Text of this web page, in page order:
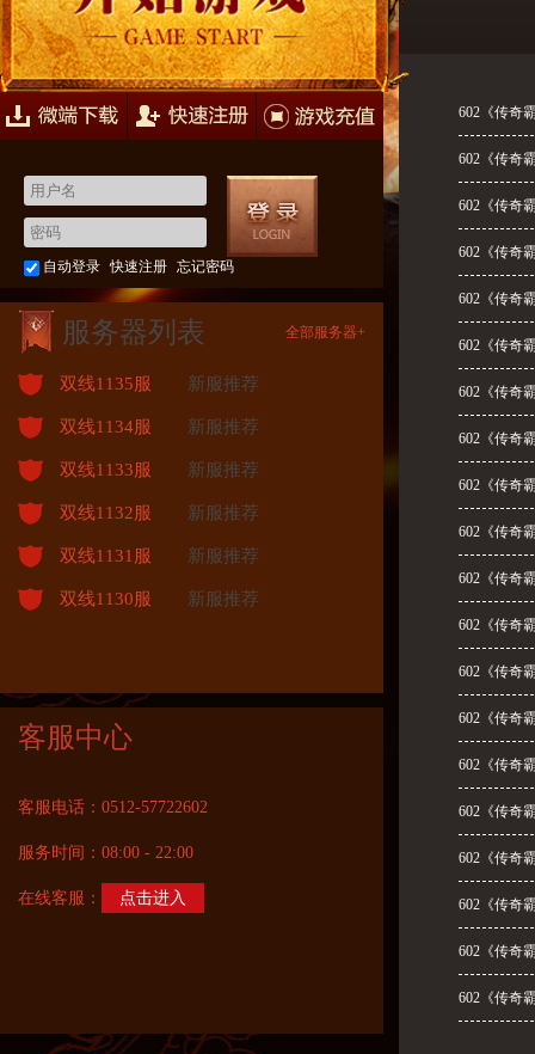
快速注册 游戏充值
自动登录 快速注册 忘记密码
服务器列表 全部服务器+
双线1135服 新服推荐
双线1134服 新服推荐
双线1133服 新服推荐
双线1132服 新服推荐
双线1131服 新服推荐
双线1130服 新服推荐
客服中心
客服电话：0512-57722602
服务时间：08:00 - 22:00
在线客服： 点击进入
602《传奇
602《传奇
602《传奇
602《传奇
602《传奇
602《传奇
602《传奇
602《传奇
602《传奇
602《传奇
602《传奇
602《传奇
602《传奇
602《传奇
602《传奇
602《传奇
602《传奇
602《传奇
602《传奇
602《传奇